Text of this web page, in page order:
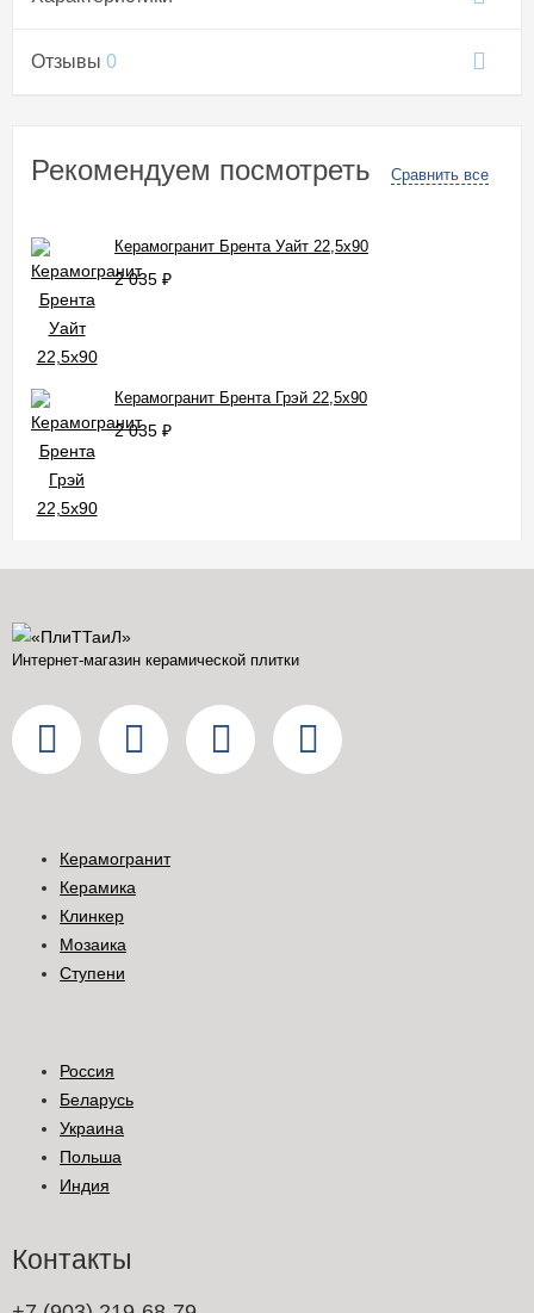
Отзывы 0
Рекомендуем посмотреть Сравнить все
Керамогранит Брента Уайт 22,5x90
2 035 ₽
Керамогранит Брента Грэй 22,5x90
2 035 ₽
Интернет-магазин керамической плитки
Керамогранит
Керамика
Клинкер
Мозаика
Ступени
Россия
Беларусь
Украина
Польша
Индия
Контакты